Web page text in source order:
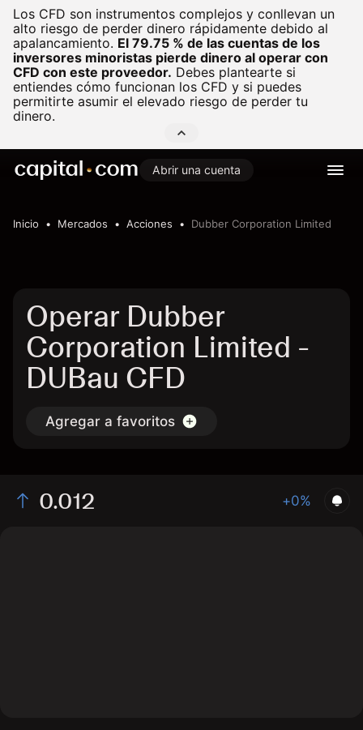
Los CFD son instrumentos complejos y conllevan un
alto riesgo de perder dinero rápidamente debido al
apalancamiento. El 79.75 % de las cuentas de los
inversores minoristas pierde dinero al operar con
CFD con este proveedor. Debes plantearte si
entiendes cómo funcionan los CFD y si puedes
permitirte asumir el elevado riesgo de perder tu
dinero.
Abrir una cuenta
Inicio Mercados Acciones Dubber Corporation Limited
Operar Dubber
Corporation Limited -
DUBau CFD
Agregar a favoritos
0.012 +0%